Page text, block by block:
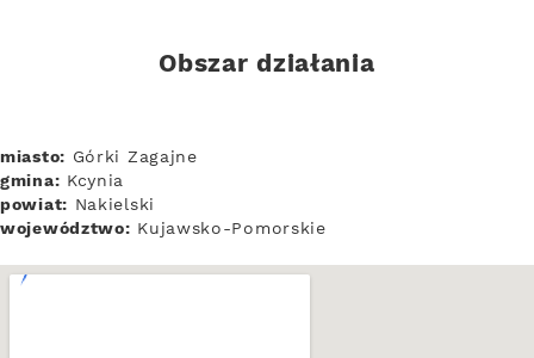
Obszar działania
miasto: Górki Zagajne
gmina: Kcynia
powiat: Nakielski
województwo: Kujawsko-Pomorskie